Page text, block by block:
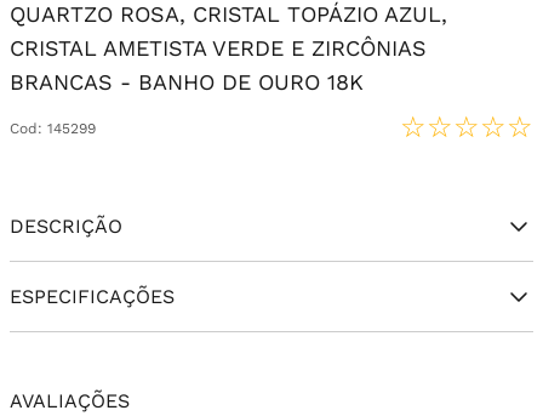
QUARTZO ROSA, CRISTAL TOPÁZIO AZUL,
CRISTAL AMETISTA VERDE E ZIRCÔNIAS
BRANCAS - BANHO DE OURO 18K
Cod : 145299 ☆☆☆☆☆
DESCRIÇÃO
ESPECIFICAÇÕES
AVALIAÇÕES